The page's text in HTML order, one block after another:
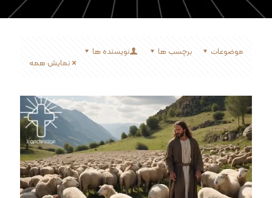
موضوعات برچسب ها
نویسنده ها
نمایش همه